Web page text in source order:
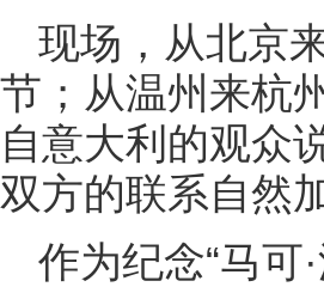
现场，从北京
节；从温州来杭
自意大利的观众
双方的联系自
作为纪念“马可